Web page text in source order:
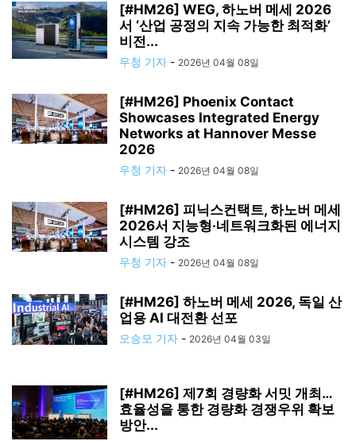
[#HM26] WEG, 하노버 메세 2026
서 ‘산업 공정의 지속 가능한 최적화’
비전...
우청 기자 - 2026년 04월 08일
[#HM26] Phoenix Contact
Showcases Integrated Energy
Networks at Hannover Messe
2026
우청 기자 - 2026년 04월 08일
[#HM26] 피닉스컨택트, 하노버 메세
2026서 지능형·네트워크화된 에너지
시스템 강조
우청 기자 - 2026년 04월 08일
[#HM26] 하노버 메세 2026, 독일 산
업용 AI 대전환 선포
오승모 기자 - 2026년 04월 03일
[#HM26] 제7회 경량화 서밋 개최…
효율성을 통한 경량화 경쟁우위 확보
방안...